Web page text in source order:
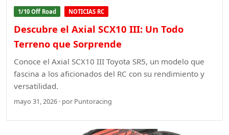
1/10 Off Road NOTICIAS RC
Descubre el Axial SCX10 III: Un Todo
Terreno que Sorprende
Conoce el Axial SCX10 III Toyota SR5, un modelo que
fascina a los aficionados del RC con su rendimiento y
versatilidad.
mayo 31, 2026 · por Puntoracing